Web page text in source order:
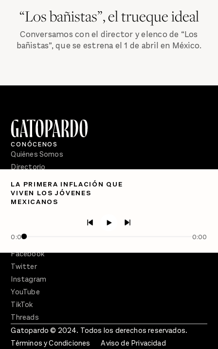
“Los bañistas”, el trueque ideal
Conversamos con el director y elenco de “Los
bañistas”, que se estrena el 1 de abril en México.
LA PRIMERA INFLACIÓN QUE
VIVEN LOS JÓVENES
MEXICANOS
0:00 0:00
CONÓCENOS
Quiénes Somos
Directorio
PÓDCASTS
Semanario Gatopardo
Facebook
Twitter
Instagram
YouTube
TikTok
Threads
Gatopardo © 2024. Todos los derechos reservados.
Términos y Condiciones
Aviso de Privacidad